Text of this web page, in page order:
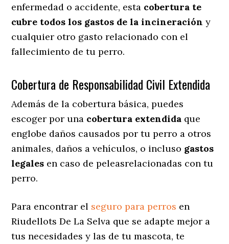
enfermedad o accidente, esta cobertura te
cubre todos los gastos de la incineración y
cualquier otro gasto relacionado con el
fallecimiento de tu perro.
Cobertura de Responsabilidad Civil Extendida
Además de la cobertura básica, puedes
escoger por una cobertura extendida que
englobe daños causados por tu perro a otros
animales, daños a vehículos, o incluso gastos
legales en caso de peleasrelacionadas con tu
perro.
Para encontrar el seguro para perros en
Riudellots De La Selva que se adapte mejor a
tus necesidades y las de tu mascota, te